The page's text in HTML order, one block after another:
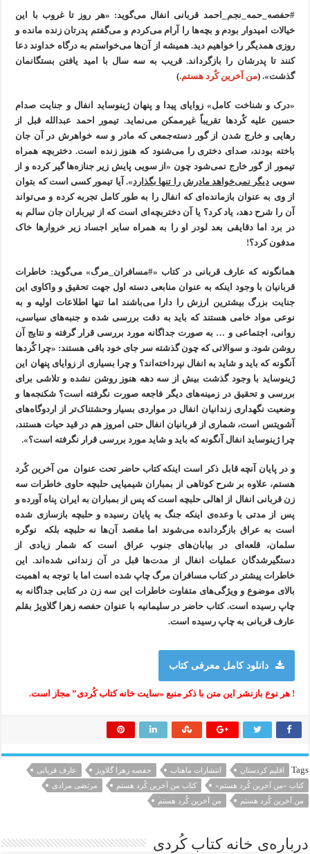
#حفصه_حمه_نجم_احمد قربانی انفال می‌گوید: «هر روز تا غروب با این
خیالات امیدوار بودم و بچه‌ها را آرام می‌کردم و می‌گفتم پدرتان زنده مانده و
روزی همدیگر را خواهیم دید. همیشه از آن‌ها می‌خواستم به درگاه خداوند دعا
کنند تا پدرشان را بازگرداند. قریب به سه سال با امید یافتن بستگانمان
گذشت». (من آخرین کٌرد هستم.)
«درک و شناخت کامل» زوایای پیدا و پنهان ژینوساید انفال و جنایت صدام
حسین علیه کٌردها تقریباً غیرممکن می‌نماید. تیمور احمد عبدالله قبل از
رهایی و خارج شدن از گور دسته‌جمعی که مادر و سه خواهرش در آن جان
باخته بودند، صدای دختری را می‌شنود که هنوز زنده است. دختربچه همراه
تیمور از گور خارج نمی‌شود چون «از سویی پایش زیر جنازه‌ها گیر کرده و از
سویی دیگر نمی‌خواهد مادرش را تنها بگذارد». آیا تیمور کسی است که بتوان
از وی به عنوان بازمانده‌ای که انفال را به طور کامل تجربه کرده و می‌تواند
آن را شرح دهد، یاد کرد؟ یا آن دختربچه‌ای است که از تیرباران جان سالم به
در برد اما دقایقی بعد لودر او را به همراه سایر اجساد زیر خروارها خاک
مدفون کرد؟!
همانگونه که عارف قربانی در کتاب «#مسافران_مرگ» می‌گوید: خاطرات
قربانیان با وجود اینکه به عنوان منابعی دسته اول جهت تحقیق و واکاوی این
جنایت بزرگ بیشترین ارزش را دارا می‌باشند اما تنها اطلاعات اولیه و به
نوعی مواد خامی هستند که باید به دقت بررسی شده و جنبه‌های سیاسی،
روانی، اجتماعی و … به صورت جداگانه مورد بررسی قرار گرفته و نتایج آن
روشن شود. و سوالاتی که چون گذشته سر جای خود باقی هستند: «چرا کٌردها
آنگونه که باید و شاید به انفال نپرداخته‌اند؟ و چرا بسیاری از زوایای پنهان این
ژینوساید با وجود گذشت بیش از سه دهه هنوز روشن نشده و تلاشی برای
بررسی و تحقیق در زمینه‌های دیگر فاجعه صورت نگرفته است؟ شکنجه‌ها و
وضعیت نگهداری زندانیان انفال در مواردی بسیار وحشتناک‌تر از اردوگاه‌های
آشویتس است، شماری از قربانیان انفال حتی امروز هم در قید حیات هستند،
چرا ژینوساید انفال آنگونه که باید و شاید مورد بررسی قرار نگرفته است؟».
و در پایان آنچه قابل ذکر است اینکه کتاب حاضر تحت عنوان من آخرین کٌرد
هستم، علاوه بر شرح کوتاهی از بمباران شیمیایی حلبچه حاوی خاطرات سه
زن قربانی انفال از اهالی حلبچه است که پس از بمباران به ایران پناه آورده و
پس از مدتی با وعده‌ی اینکه جنگ به پایان رسیده و حلبچه بازسازی شده
است به عراق بازگردانده می‌شوند اما مقصد آن‌ها نه حلبچه بلکه نوگره
سلمان، قلعه‌ای در بیابان‌های جنوب عراق است که شمار زیادی از
دستگیرشدگان عملیات انفال از مدت‌ها قبل در آن زندانی شده‌اند. این
خاطرات پیشتر در کتاب مسافران مرگ چاپ شده است اما با توجه به اهمیت
بالای موضوع و ویژگی‌های متفاوت خاطرات این سه زن در کتابی جداگانه به
چاپ رسیده است. کتاب حاضر در سلیمانیه با عنوان حفصه زهرا گلاویژ بقلم
عارف قربانی به چاپ رسیده است.
دانلود کامل معرفی کتاب
! هر نوع بازنشر این متن با ذکر منبع «سایت خانه کتاب کُردی” مجاز است.
Tags اقلیم کردستان انتشارات ماهتاب حفصه زهرا گلاویژ
عارف قربانی
کتاب «من آخرین كُرد هستم»
کتاب من آخرین کٌرد هستم
مرتضی مرادی
من آخرین كُرد هستم
من آخرین کٌرد هستم
درباره‌ی خانه کتاب کُردی